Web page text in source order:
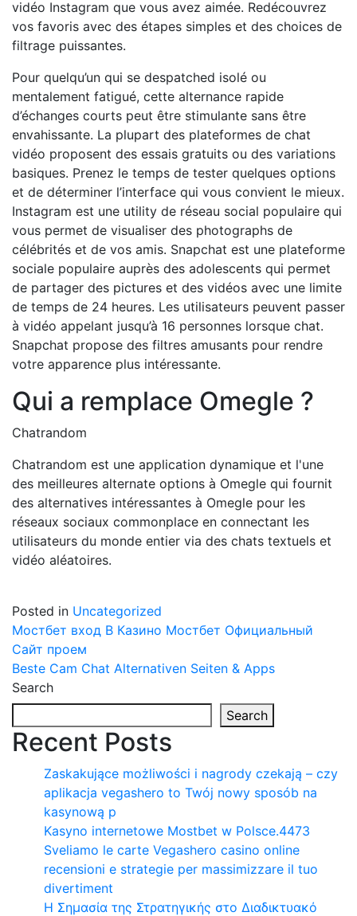
vidéo Instagram que vous avez aimée. Redécouvrez
vos favoris avec des étapes simples et des choices de
filtrage puissantes.
Pour quelqu’un qui se despatched isolé ou
mentalement fatigué, cette alternance rapide
d’échanges courts peut être stimulante sans être
envahissante. La plupart des plateformes de chat
vidéo proposent des essais gratuits ou des variations
basiques. Prenez le temps de tester quelques options
et de déterminer l’interface qui vous convient le mieux.
Instagram est une utility de réseau social populaire qui
vous permet de visualiser des photographs de
célébrités et de vos amis. Snapchat est une plateforme
sociale populaire auprès des adolescents qui permet
de partager des pictures et des vidéos avec une limite
de temps de 24 heures. Les utilisateurs peuvent passer
à vidéo appelant jusqu’à 16 personnes lorsque chat.
Snapchat propose des filtres amusants pour rendre
votre apparence plus intéressante.
Qui a remplace Omegle ?
Chatrandom
Chatrandom est une application dynamique et l'une
des meilleures alternate options à Omegle qui fournit
des alternatives intéressantes à Omegle pour les
réseaux sociaux commonplace en connectant les
utilisateurs du monde entier via des chats textuels et
vidéo aléatoires.
Posted in Uncategorized
Post
navigation
Мостбет вход В Казино Мостбет Официальный
Сайт проем
Beste Cam Chat Alternativen Seiten & Apps
Search
Search
Recent Posts
Zaskakujące możliwości i nagrody czekają – czy
aplikacja vegashero to Twój nowy sposób na
kasynową p
Kasyno internetowe Mostbet w Polsce.4473
Sveliamo le carte Vegashero casino online
recensioni e strategie per massimizzare il tuo
divertiment
Η Σημασία της Στρατηγικής στο Διαδικτυακό